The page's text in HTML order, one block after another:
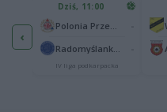
‹
1
1
Dziś, 11:00
IV liga podkarpacka